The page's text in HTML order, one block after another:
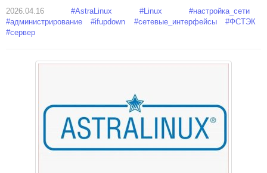
Вход в аккаунт
2026.04.16
#AstraLinux #Linux #настройка_сети
#администрирование #ifupdown #сетевые_интерфейсы #ФСТЭК
#сервер